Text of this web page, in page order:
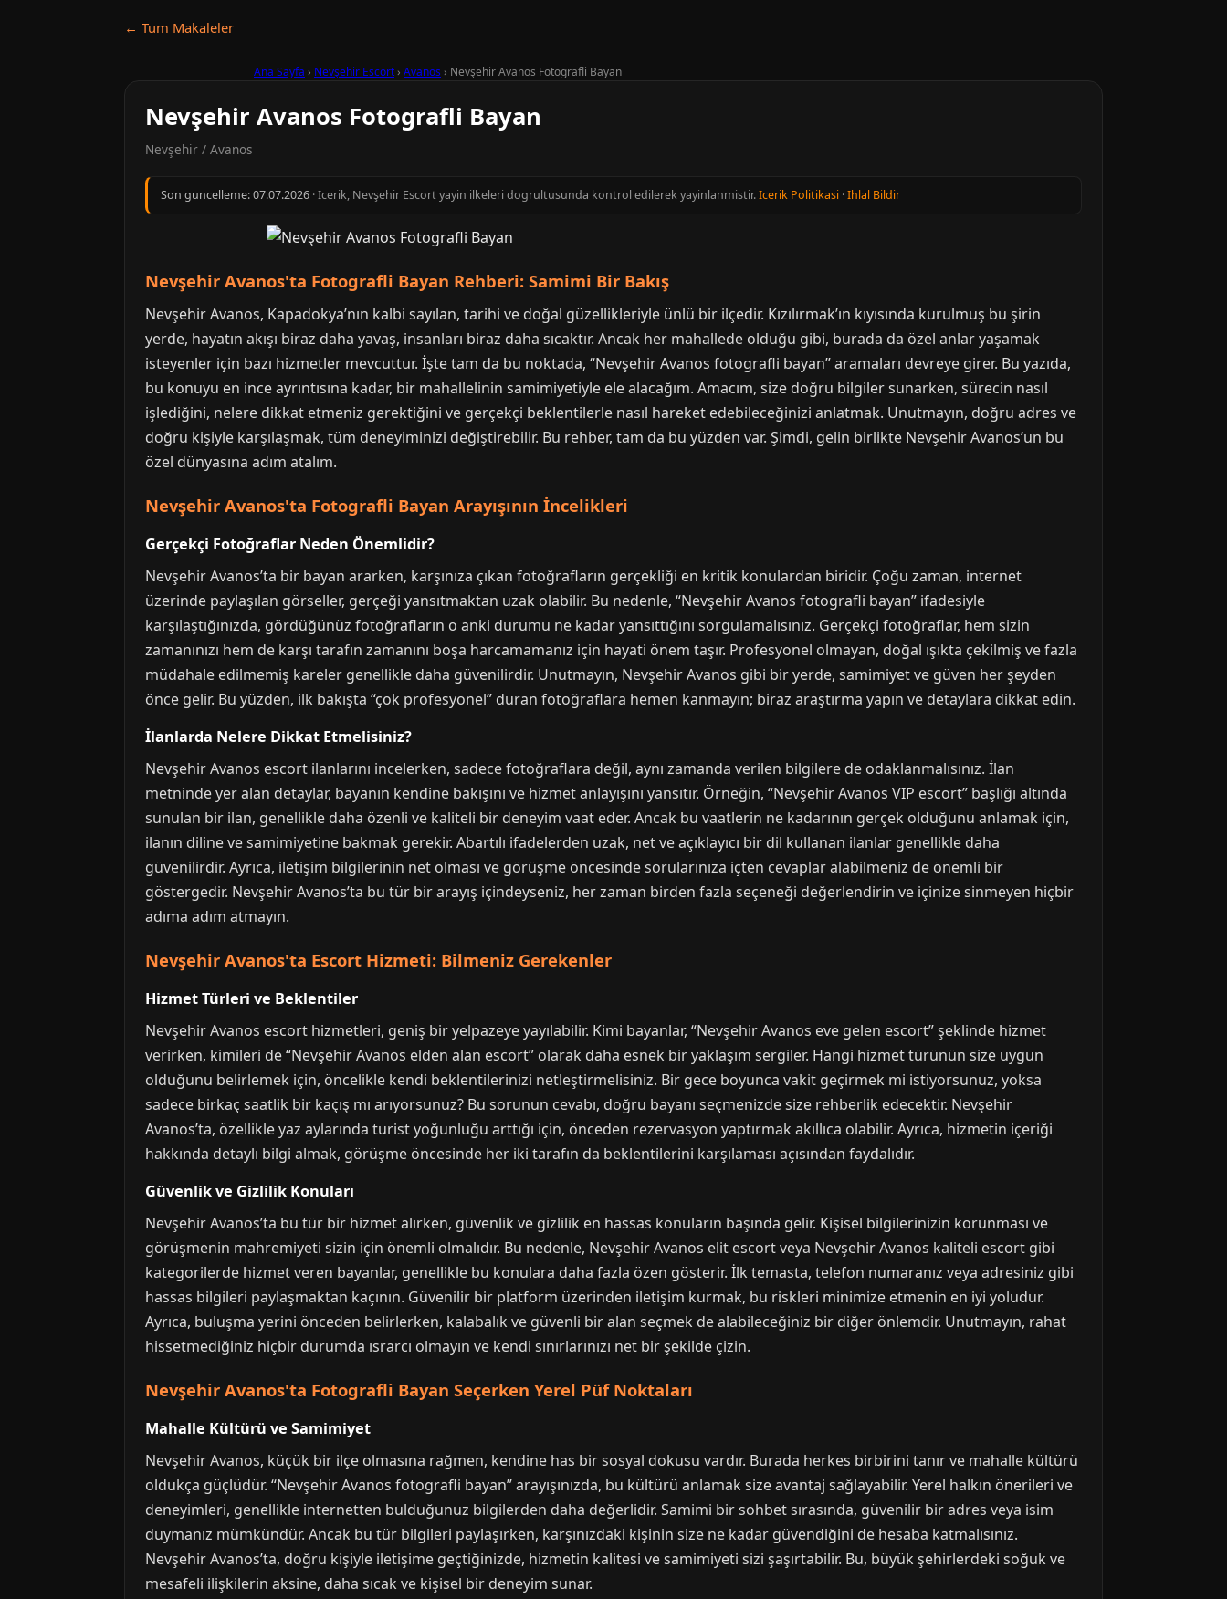
← Tum Makaleler
Ana Sayfa › Nevşehir Escort› Avanos › Nevşehir Avanos Fotografli Bayan
Nevşehir Avanos Fotografli Bayan
Nevşehir / Avanos
Son guncelleme:07.07.2026 · Icerik, Nevşehir Escort yayin ilkeleri dogrultusunda kontrol edilerek yayinlanmistir.Icerik Politikasi ·Ihlal Bildir
Nevşehir Avanos'ta Fotografli Bayan Rehberi: Samimi Bir Bakış
Nevşehir Avanos, Kapadokya’nın kalbi sayılan, tarihi ve doğal güzellikleriyle ünlü bir ilçedir. Kızılırmak’ın kıyısında kurulmuş bu şirin
yerde, hayatın akışı biraz daha yavaş, insanları biraz daha sıcaktır. Ancak her mahallede olduğu gibi, burada da özel anlar yaşamak
isteyenler için bazı hizmetler mevcuttur. İşte tam da bu noktada, “Nevşehir Avanos fotografli bayan” aramaları devreye girer. Bu yazıda,
bu konuyu en ince ayrıntısına kadar, bir mahallelinin samimiyetiyle ele alacağım. Amacım, size doğru bilgiler sunarken, sürecin nasıl
işlediğini, nelere dikkat etmeniz gerektiğini ve gerçekçi beklentilerle nasıl hareket edebileceğinizi anlatmak. Unutmayın, doğru adres ve
doğru kişiyle karşılaşmak, tüm deneyiminizi değiştirebilir. Bu rehber, tam da bu yüzden var. Şimdi, gelin birlikte Nevşehir Avanos’un bu
özel dünyasına adım atalım.
Nevşehir Avanos'ta Fotografli Bayan Arayışının İncelikleri
Gerçekçi Fotoğraflar Neden Önemlidir?
Nevşehir Avanos’ta bir bayan ararken, karşınıza çıkan fotoğrafların gerçekliği en kritik konulardan biridir. Çoğu zaman, internet
üzerinde paylaşılan görseller, gerçeği yansıtmaktan uzak olabilir. Bu nedenle, “Nevşehir Avanos fotografli bayan” ifadesiyle
karşılaştığınızda, gördüğünüz fotoğrafların o anki durumu ne kadar yansıttığını sorgulamalısınız. Gerçekçi fotoğraflar, hem sizin
zamanınızı hem de karşı tarafın zamanını boşa harcamamanız için hayati önem taşır. Profesyonel olmayan, doğal ışıkta çekilmiş ve fazla
müdahale edilmemiş kareler genellikle daha güvenilirdir. Unutmayın, Nevşehir Avanos gibi bir yerde, samimiyet ve güven her şeyden
önce gelir. Bu yüzden, ilk bakışta “çok profesyonel” duran fotoğraflara hemen kanmayın; biraz araştırma yapın ve detaylara dikkat edin.
İlanlarda Nelere Dikkat Etmelisiniz?
Nevşehir Avanos escort ilanlarını incelerken, sadece fotoğraflara değil, aynı zamanda verilen bilgilere de odaklanmalısınız. İlan
metninde yer alan detaylar, bayanın kendine bakışını ve hizmet anlayışını yansıtır. Örneğin, “Nevşehir Avanos VIP escort” başlığı altında
sunulan bir ilan, genellikle daha özenli ve kaliteli bir deneyim vaat eder. Ancak bu vaatlerin ne kadarının gerçek olduğunu anlamak için,
ilanın diline ve samimiyetine bakmak gerekir. Abartılı ifadelerden uzak, net ve açıklayıcı bir dil kullanan ilanlar genellikle daha
güvenilirdir. Ayrıca, iletişim bilgilerinin net olması ve görüşme öncesinde sorularınıza içten cevaplar alabilmeniz de önemli bir
göstergedir. Nevşehir Avanos’ta bu tür bir arayış içindeyseniz, her zaman birden fazla seçeneği değerlendirin ve içinize sinmeyen hiçbir
adıma adım atmayın.
Nevşehir Avanos'ta Escort Hizmeti: Bilmeniz Gerekenler
Hizmet Türleri ve Beklentiler
Nevşehir Avanos escort hizmetleri, geniş bir yelpazeye yayılabilir. Kimi bayanlar, “Nevşehir Avanos eve gelen escort” şeklinde hizmet
verirken, kimileri de “Nevşehir Avanos elden alan escort” olarak daha esnek bir yaklaşım sergiler. Hangi hizmet türünün size uygun
olduğunu belirlemek için, öncelikle kendi beklentilerinizi netleştirmelisiniz. Bir gece boyunca vakit geçirmek mi istiyorsunuz, yoksa
sadece birkaç saatlik bir kaçış mı arıyorsunuz? Bu sorunun cevabı, doğru bayanı seçmenizde size rehberlik edecektir. Nevşehir
Avanos’ta, özellikle yaz aylarında turist yoğunluğu arttığı için, önceden rezervasyon yaptırmak akıllıca olabilir. Ayrıca, hizmetin içeriği
hakkında detaylı bilgi almak, görüşme öncesinde her iki tarafın da beklentilerini karşılaması açısından faydalıdır.
Güvenlik ve Gizlilik Konuları
Nevşehir Avanos’ta bu tür bir hizmet alırken, güvenlik ve gizlilik en hassas konuların başında gelir. Kişisel bilgilerinizin korunması ve
görüşmenin mahremiyeti sizin için önemli olmalıdır. Bu nedenle, Nevşehir Avanos elit escort veya Nevşehir Avanos kaliteli escort gibi
kategorilerde hizmet veren bayanlar, genellikle bu konulara daha fazla özen gösterir. İlk temasta, telefon numaranız veya adresiniz gibi
hassas bilgileri paylaşmaktan kaçının. Güvenilir bir platform üzerinden iletişim kurmak, bu riskleri minimize etmenin en iyi yoludur.
Ayrıca, buluşma yerini önceden belirlerken, kalabalık ve güvenli bir alan seçmek de alabileceğiniz bir diğer önlemdir. Unutmayın, rahat
hissetmediğiniz hiçbir durumda ısrarcı olmayın ve kendi sınırlarınızı net bir şekilde çizin.
Nevşehir Avanos'ta Fotografli Bayan Seçerken Yerel Püf Noktaları
Mahalle Kültürü ve Samimiyet
Nevşehir Avanos, küçük bir ilçe olmasına rağmen, kendine has bir sosyal dokusu vardır. Burada herkes birbirini tanır ve mahalle kültürü
oldukça güçlüdür. “Nevşehir Avanos fotografli bayan” arayışınızda, bu kültürü anlamak size avantaj sağlayabilir. Yerel halkın önerileri ve
deneyimleri, genellikle internetten bulduğunuz bilgilerden daha değerlidir. Samimi bir sohbet sırasında, güvenilir bir adres veya isim
duymanız mümkündür. Ancak bu tür bilgileri paylaşırken, karşınızdaki kişinin size ne kadar güvendiğini de hesaba katmalısınız.
Nevşehir Avanos’ta, doğru kişiyle iletişime geçtiğinizde, hizmetin kalitesi ve samimiyeti sizi şaşırtabilir. Bu, büyük şehirlerdeki soğuk ve
mesafeli ilişkilerin aksine, daha sıcak ve kişisel bir deneyim sunar.